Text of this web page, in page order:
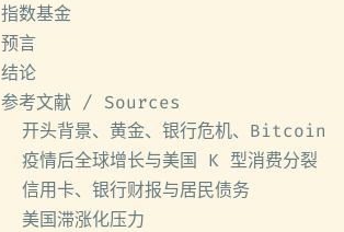
指数基金
预言
结论
参考文献 / Sources
开头背景、黄金、银行危机、Bitcoin
疫情后全球增长与美国 K 型消费分裂
信用卡、银行财报与居民债务
美国滞涨化压力